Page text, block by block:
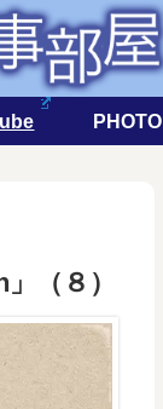
PHOTO
（８）